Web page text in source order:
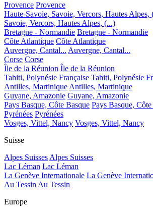
Provence Provence
Haute-Savoie, Savoie, Vercors, Hautes Alpes,
Savoie, Vercors, Hautes Alpes, (...)
Bretagne - Normandie Bretagne - Normandie
Côte Atlantique Côte Atlantique
Auvergne, Cantal... Auvergne, Cantal...
Corse Corse
Île de la Réunion Île de la Réunion
Tahiti, Polynésie Française Tahiti, Polynésie
Antilles, MartiniqueAntilles, Martinique
Guyane, Amazonie Guyane, Amazonie
Pays Basque, Côte Basque Pays Basque,
Pyrénées Pyrénées
Vosges, Vittel, Nancy Vosges, Vittel, Nancy
Suisse
Alpes SuissesAlpes Suisses
Lac Léman Lac Léman
La Genève Internationale La Genève
Au TessinAu Tessin
Europe